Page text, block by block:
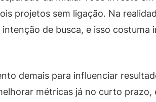
projetos sem ligação. Na
de busca, e isso
demais para influenciar
métricas já no curto